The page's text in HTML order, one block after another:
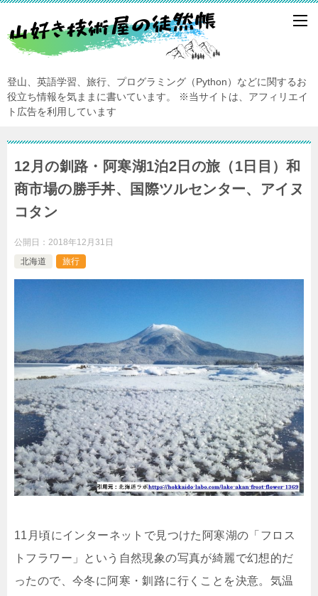
登山、英語学習、旅行、プログラミング（Python）などに関するお
役立ち情報を気ままに書いています。
※当サイトは、アフィリエイ
ト広告を利用しています
12月の釧路・阿寒湖1泊2日の旅（1日目）和
商市場の勝手丼、国際ツルセンター、アイヌ
コタン
公開日： 2018年12月31日
北海道
旅行
11月頃にインターネットで見つけた阿寒湖の「フロス
トフラワー」という自然現象の写真が綺麗で幻想的だ
ったので、今冬に阿寒・釧路に行くことを決意。気温